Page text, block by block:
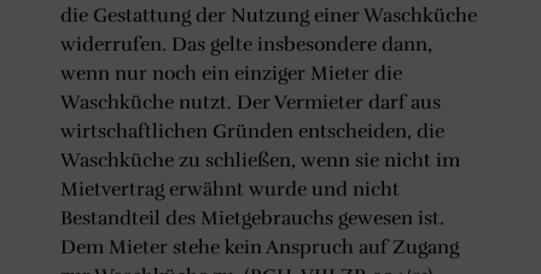
die Gestattung der Nutzung einer Waschküche
widerrufen. Das gelte insbesondere dann,
wenn nur noch ein einziger Mieter die
Waschküche nutzt. Der Vermieter darf aus
wirtschaftlichen Gründen entscheiden, die
Waschküche zu schließen, wenn sie nicht im
Mietvertrag erwähnt wurde und nicht
Bestandteil des Mietgebrauchs gewesen ist.
Dem Mieter stehe kein Anspruch auf Zugang